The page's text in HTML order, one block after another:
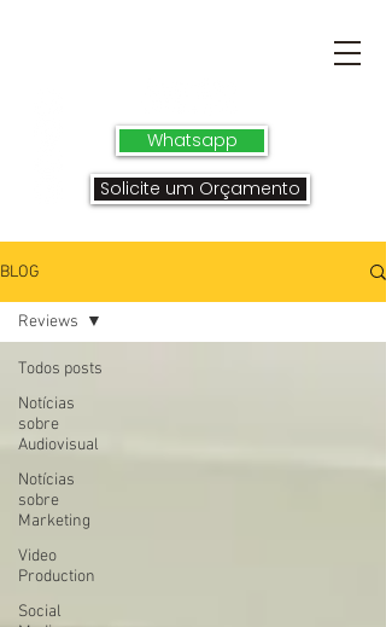
Whatsapp
Solicite um Orçamento
BLOG
Todos posts
Notícias
sobre
Audiovisual
Notícias
sobre
Marketing
Video
Production
Social
Reviews